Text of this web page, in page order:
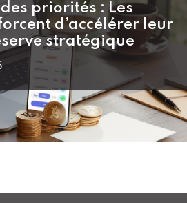
priorités : Les
d’accélérer leur
stratégique